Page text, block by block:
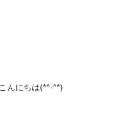
んにちは(*^-^*)